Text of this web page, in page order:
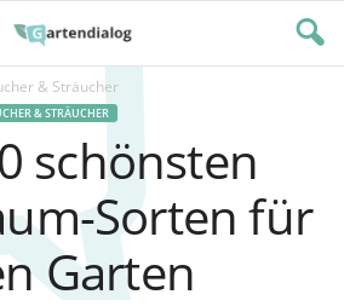
& Sträucher
& STRÄUCHER
schönsten
Sorten für
Garten